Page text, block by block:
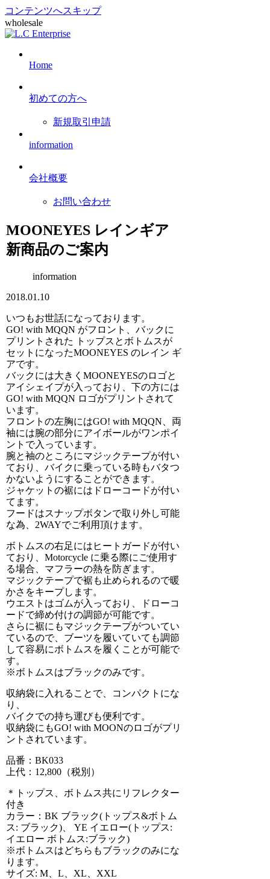
コンテンツへスキップ
wholesale
Home
初めての方へ
新規取引申請
information
会社概要
お問い合わせ
MOONEYES レインギア
新商品のご案内
information
2018.01.10
いつもお世話になっております。
GO! with MQQN がフロント、バックに
プリントされた トップスとボトムスが
セットになったMOONEYES のレイン ギ
アです。
バックには大きくMOONEYESのロゴと
アイシェイプが入っており、下の方には
GO! with MQQN ロゴがプリントされて
います。
フロントの左胸にはGO! with MQQN、両
袖には腕の部分にアイボールがワンポイ
ントで入っています。
腕と袖のところにマジックテープが付い
ており、バイクに乗っている時もバタつ
かないようにすることができます。
ジャケットの裾にはドローコードが付い
てます。
フードはスナップボタンで取り外し可能
な為、2WAYでご利用頂けます。
ボトムスの右足にはヒートガードが付い
ており、Motorcycle に乗る際にご使用す
る場合、マフラーの熱を防ぎます。
マジックテープで裾も止められるので暖
かさをキープします。
ウエストはゴムが入っており、ドローコ
ードで締め付けの調節が可能です。
さらに裾にもマジックテープがついてい
ているので、ブーツを履いていても調節
して容易にボトムスを履くことが可能で
す。
※ボトムスはブラックのみです。
収納袋に入れることで、コンパクトにな
り、
バイクでの持ち運びも便利です。
収納袋にもGO! with MOONのロゴがプリ
ントされています。
品番：BK033
上代：12,800（税別）
＊トップス、ボトムス共にリフレクター
付き
カラー：BK ブラック(トップス&ボトム
ス: ブラック)、 YE イエロー(トップス:
イエロー ボトムス:ブラック)
※ボトムスはどちらもブラックのみにな
ります。
サイズ: M、L、XL、XXL